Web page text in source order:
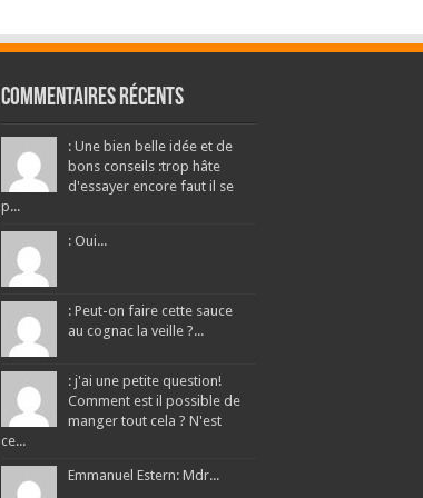
Commentaires récents
: Une bien belle idée et de
bons conseils :trop hâte
d'essayer encore faut il se
p...
: Oui...
: Peut-on faire cette sauce
au cognac la veille ?...
: j'ai une petite question!
Comment est il possible de
manger tout cela ? N'est
ce...
Emmanuel Estern: Mdr...